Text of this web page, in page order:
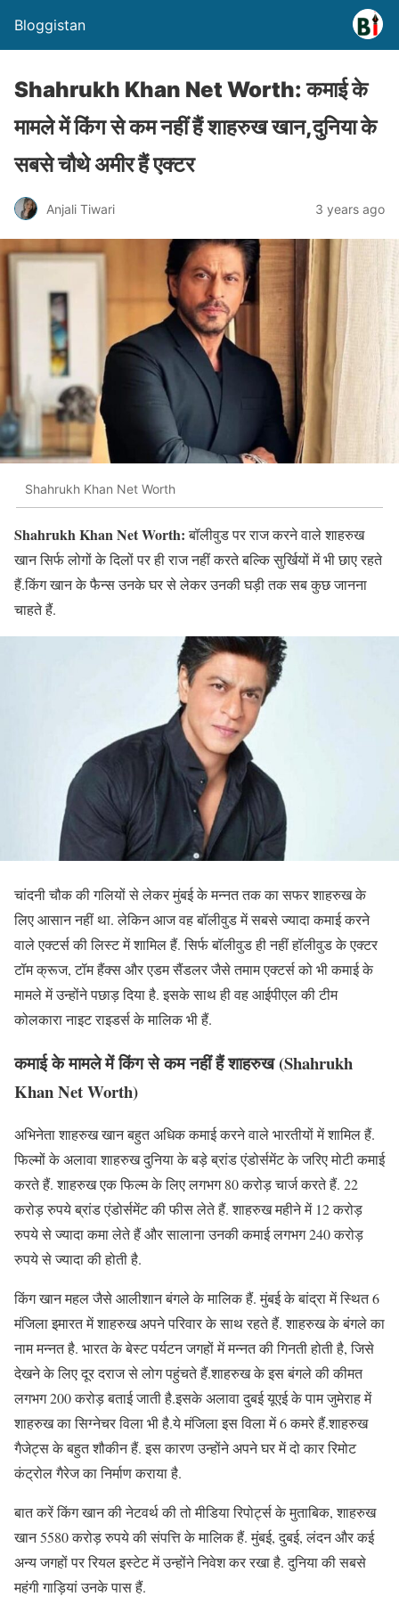
Bloggistan
Shahrukh Khan Net Worth: कमाई के
मामले में किंग से कम नहीं हैं शाहरुख खान,दुनिया के
सबसे चौथे अमीर हैं एक्टर
Anjali Tiwari 3 years ago
Shahrukh Khan Net Worth
Shahrukh Khan Net Worth:बॉलीवुड पर राज करने वाले शाहरुख
खान सिर्फ लोगों के दिलों पर ही राज नहीं करते बल्कि सुर्खियों में भी छाए रहते
हैं.किंग खान के फैन्स उनके घर से लेकर उनकी घड़ी तक सब कुछ जानना
चाहते हैं.
चांदनी चौक की गलियों से लेकर मुंबई के मन्नत तक का सफर शाहरुख के
लिए आसान नहीं था. लेकिन आज वह बॉलीवुड में सबसे ज्यादा कमाई करने
वाले एक्टर्स की लिस्ट में शामिल हैं. सिर्फ बॉलीवुड ही नहीं हॉलीवुड के एक्टर
टॉम क्रूज, टॉम हैंक्स और एडम सैंडलर जैसे तमाम एक्टर्स को भी कमाई के
मामले में उन्होंने पछाड़ दिया है. इसके साथ ही वह आईपीएल की टीम
कोलकारा नाइट राइडर्स के मालिक भी हैं.
कमाई के मामले में किंग से कम नहीं हैं शाहरुख (Shahrukh
Khan Net Worth)
अभिनेता शाहरुख खान बहुत अधिक कमाई करने वाले भारतीयों में शामिल हैं.
फिल्मों के अलावा शाहरुख दुनिया के बड़े ब्रांड एंडोर्समेंट के जरिए मोटी कमाई
करते हैं. शाहरुख एक फिल्म के लिए लगभग 80 करोड़ चार्ज करते हैं. 22
करोड़ रुपये ब्रांड एंडोर्समेंट की फीस लेते हैं. शाहरुख महीने में 12 करोड़
रुपये से ज्यादा कमा लेते हैं और सालाना उनकी कमाई लगभग 240 करोड़
रुपये से ज्यादा की होती है.
किंग खान महल जैसे आलीशान बंगले के मालिक हैं. मुंबई के बांद्रा में स्थित 6
मंजिला इमारत में शाहरुख अपने परिवार के साथ रहते हैं. शाहरुख के बंगले का
नाम मन्नत है. भारत के बेस्ट पर्यटन जगहों में मन्नत की गिनती होती है, जिसे
देखने के लिए दूर दराज से लोग पहुंचते हैं.शाहरुख के इस बंगले की कीमत
लगभग 200 करोड़ बताई जाती है.इसके अलावा दुबई यूएई के पाम जुमेराह में
शाहरुख का सिग्नेचर विला भी है.ये मंजिला इस विला में 6 कमरे हैं.शाहरुख
गैजेट्स के बहुत शौकीन हैं. इस कारण उन्होंने अपने घर में दो कार रिमोट
कंट्रोल गैरेज का निर्माण कराया है.
बात करें किंग खान की नेटवर्थ की तो मीडिया रिपोर्ट्स के मुताबिक, शाहरुख
खान 5580 करोड़ रुपये की संपत्ति के मालिक हैं. मुंबई, दुबई, लंदन और कई
अन्य जगहों पर रियल इस्टेट में उन्होंने निवेश कर रखा है. दुनिया की सबसे
महंगी गाड़ियां उनके पास हैं.